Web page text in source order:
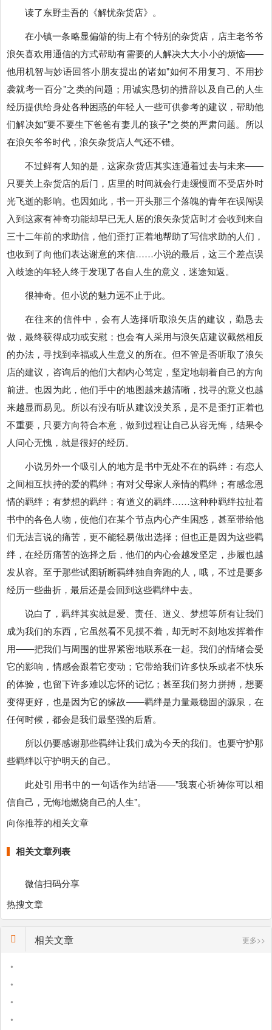
读了东野圭吾的《解忧杂货店》。
在小镇一条略显偏僻的街上有个特别的杂货店，店主老爷爷
浪矢喜欢用通信的方式帮助有需要的人解决大大小小的烦恼――
他用机智与妙语回答小朋友提出的诸如"如何不用复习、不用抄
袭就考一百分"之类的问题；用诚实恳切的措辞以及自己的人生
经历提供给身处各种困惑的年轻人一些可供参考的建议，帮助他
们解决如"要不要生下爸爸有妻儿的孩子"之类的严肃问题。所以
在浪矢爷爷时代，浪矢杂货店人气还不错。
不过鲜有人知的是，这家杂货店其实连通着过去与未来――
只要关上杂货店的后门，店里的时间就会行走缓慢而不受店外时
光飞逝的影响。也因如此，书一开头那三个落魄的青年在误闯误
入到这家有神奇功能却早已无人居的浪矢杂货店时才会收到来自
三十二年前的求助信，他们歪打正着地帮助了写信求助的人们，
也收到了向他们表达谢意的来信……小说的最后，这三个差点误
入歧途的年轻人终于发现了各自人生的意义，迷途知返。
很神奇。但小说的魅力远不止于此。
在往来的信件中，会有人选择听取浪矢店的建议，勤恳去
做，最终获得成功或安慰；也会有人采用与浪矢店建议截然相反
的办法，寻找到幸福或人生意义的所在。但不管是否听取了浪矢
店的建议，咨询后的他们大都内心笃定，坚定地朝着自己的方向
前进。也因为此，他们手中的地图越来越清晰，找寻的意义也越
来越显而易见。所以有没有听从建议没关系，是不是歪打正着也
不重要，只要方向符合本意，做到过程让自己从容无悔，结果令
人问心无愧，就是很好的经历。
小说另外一个吸引人的地方是书中无处不在的羁绊：有恋人
之间相互扶持的爱的羁绊；有对父母家人亲情的羁绊；有感念恩
情的羁绊；有梦想的羁绊；有道义的羁绊……这种种羁绊拉扯着
书中的各色人物，使他们在某个节点内心产生困惑，甚至带给他
们无法言说的痛苦，更不能轻易做出选择；但也正是因为这些羁
绊，在经历痛苦的选择之后，他们的内心会越发坚定，步履也越
发从容。至于那些试图斩断羁绊独自奔跑的人，哦，不过是要多
经历一些曲折，最后还是会回到这些羁绊中去。
说白了，羁绊其实就是爱、责任、道义、梦想等所有让我们
成为我们的东西，它虽然看不见摸不着，却无时不刻地发挥着作
用――把我们与周围的世界紧密地联系在一起。我们的情绪会受
它的影响，情感会跟着它变动；它带给我们许多快乐或者不快乐
的体验，也留下许多难以忘怀的记忆；甚至我们努力拼搏，想要
变得更好，也是因为它的缘故――羁绊是力量最稳固的源泉，在
任何时候，都会是我们最坚强的后盾。
所以仍要感谢那些羁绊让我们成为今天的我们。也要守护那
些羁绊以守护明天的自己。
此处引用书中的一句话作为结语――"我衷心祈祷你可以相
信自己，无悔地燃烧自己的人生"。
向你推荐的相关文章
相关文章列表
微信扫码分享
热搜文章
相关文章 更多>>
•
•
•
•